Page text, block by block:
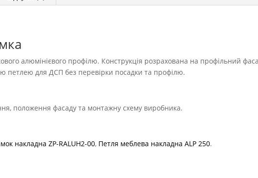
алюмінієвого профілю. Конструкція розрахована на профільний
петлею для ДСП без перевірки посадки та профілю.
положення фасаду та монтажну схему виробника.
накладна ZP-RALUH2-00, Петля меблева накладна ALP 250.